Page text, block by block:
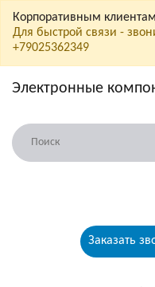
Корпоративным
Для быстрой связи -
+79025362349
Электронные
Заказать